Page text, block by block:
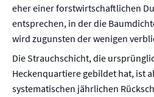
eher einer forstwirtschaftlichen
entsprechen, in der die
wird zugunsten der wenigen
Die Strauchschicht, die
Heckenquartiere gebildet hat, ist
systematischen jährlichen